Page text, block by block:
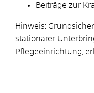
Beiträge zur
Hinweis:
stationärer
Pflegeeinrichtung,